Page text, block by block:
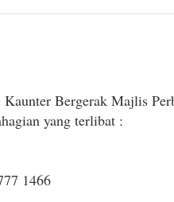
Bergerak Majlis
yang terlibat :
1466